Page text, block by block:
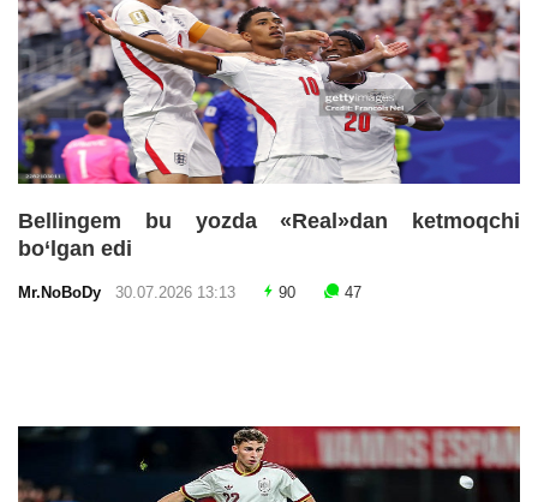
Bellingem bu yozda «Real»dan ketmoqchi
bo‘lgan edi
Mr.NoBoDy 30.07.2026 13:13 90 47